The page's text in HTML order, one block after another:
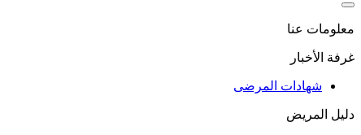
معلومات عنا
غرفة الأخبار
شهادات المرضى
دليل المريض